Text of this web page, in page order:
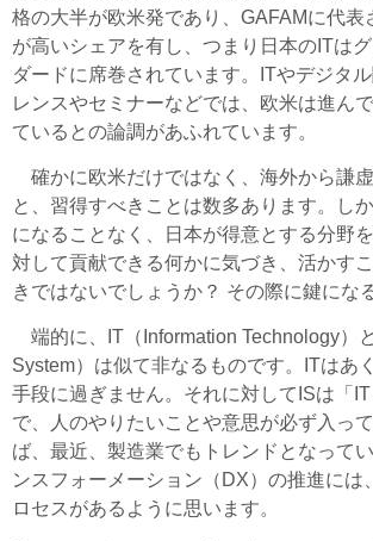
格の大半が欧米発であり、GAFAMに代表
が高いシェアを有し、つまり日本のITは
ダードに席巻されています。ITやデジタ
レンスやセミナーなどでは、欧米は進ん
ているとの論調があふれています。
確かに欧米だけではなく、海外から謙
と、習得すべきことは数多あります。し
になることなく、日本が得意とする分野
対して貢献できる何かに気づき、活かす
きではないでしょうか？ その際に鍵になる
端的に、IT（Information Technology）
System）は似て非なるものです。ITはあ
手段に過ぎません。それに対してISは「
で、人のやりたいことや意思が必ず入っ
ば、最近、製造業でもトレンドとなって
ンスフォーメーション（DX）の推進には
ロセスがあるように思います。